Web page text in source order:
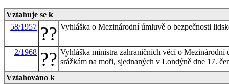
Vztahuje se k
58/1957 ?? Vyhláška o Mezinárodní úmluvě o bezpečnosti
2/1968 ?? Vyhláška ministra zahraničních věcí o
srážkám na moři, sjednaných v Londýně dne 17.
Vztahováno k